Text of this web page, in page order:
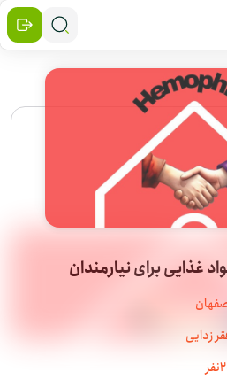
غذایی برای نیارمندان
زدایی
نفر